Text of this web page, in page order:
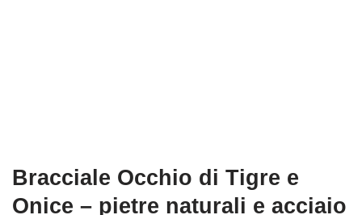
Bracciale Occhio di Tigre e
Onice – pietre naturali e acciaio